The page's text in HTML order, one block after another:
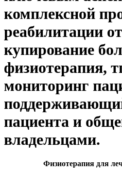
комплексной
реабилитации
купирование
физиотерапия,
мониторинг
пациента и
владельцами.
Физиотерапия для